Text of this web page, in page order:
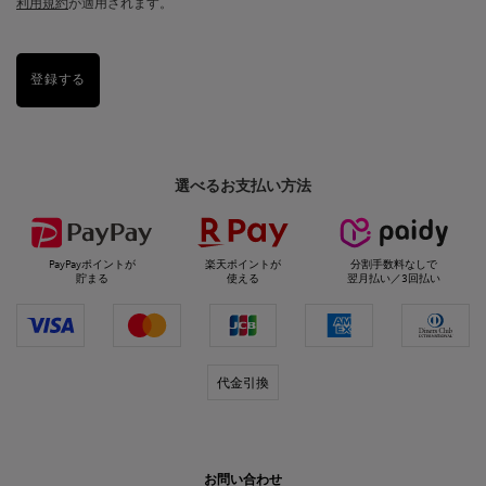
利用規約 が適用されます。
登録する
選べるお支払い方法
PayPayポイントが
貯まる
楽天ポイントが
使える
分割手数料なしで
翌月払い／3回払い
代金引換
お問い合わせ